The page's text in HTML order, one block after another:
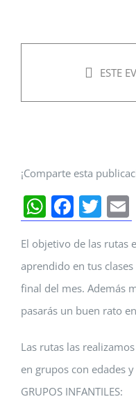
ESTE
¡Comparte esta
El objetivo de las rutas
aprendido en tus
final del mes. Además
pasarás un buen rato
Las rutas las
en grupos con edades
GRUPOS INFANTILES: